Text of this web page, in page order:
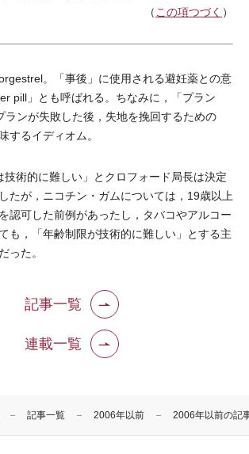
記事一覧 2006年以前 2006年以前の記
（ この項つづく ）
。「事後」に使用される避妊薬との意
pill」とも呼ばれる。ちなみに，「プラン
ランが失敗した後，失地を挽回するための
するイディオム。
技術的に難しい」とクロフォード局長は決定
たが，ニコチン・ガムについては，19歳以上
認可した前例があったし，タバコやアルコー
も，「年齢制限が技術的に難しい」とする主
った。
記事一覧
連載一覧